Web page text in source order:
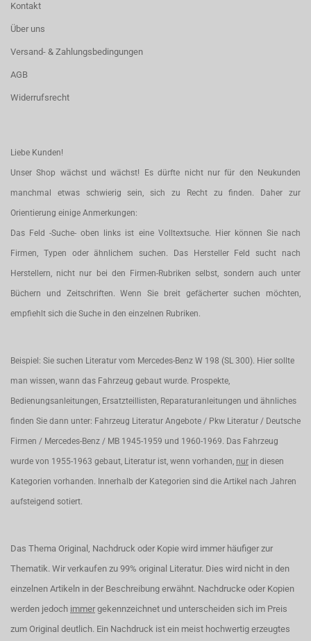
Kontakt
Über uns
Versand- & Zahlungsbedingungen
AGB
Widerrufsrecht
Liebe Kunden!
Unser Shop wächst und wächst! Es dürfte nicht nur für den Neukunden
manchmal etwas schwierig sein, sich zu Recht zu finden. Daher zur
Orientierung einige Anmerkungen:
Das Feld -Suche- oben links ist eine Volltextsuche. Hier können Sie nach
Firmen, Typen oder ähnlichem suchen. Das Hersteller Feld sucht nach
Herstellern, nicht nur bei den Firmen-Rubriken selbst, sondern auch unter
Büchern und Zeitschriften. Wenn Sie breit gefächerter suchen möchten,
empfiehlt sich die Suche in den einzelnen Rubriken.
Beispiel: Sie suchen Literatur vom Mercedes-Benz W 198 (SL 300). Hier sollte
man wissen, wann das Fahrzeug gebaut wurde. Prospekte,
Bedienungsanleitungen, Ersatzteillisten, Reparaturanleitungen und ähnliches
finden Sie dann unter: Fahrzeug Literatur Angebote / Pkw Literatur / Deutsche
Firmen / Mercedes-Benz / MB 1945-1959 und 1960-1969. Das Fahrzeug
wurde von 1955-1963 gebaut, Literatur ist, wenn vorhanden, nur in diesen
Kategorien vorhanden. Innerhalb der Kategorien sind die Artikel nach Jahren
aufsteigend sotiert.
Das Thema Original, Nachdruck oder Kopie wird immer häufiger zur
Thematik. Wir verkaufen zu 99% original Literatur. Dies wird nicht in den
einzelnen Artikeln in der Beschreibung erwähnt. Nachdrucke oder Kopien
werden jedoch immer gekennzeichnet und unterscheiden sich im Preis
zum Original deutlich. Ein Nachdruck ist ein meist hochwertig erzeugtes